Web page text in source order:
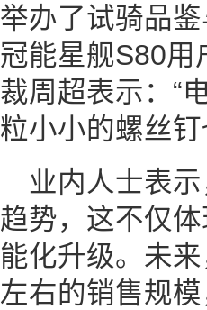
举办了试骑品
冠能星舰S80用
裁周超表示：“
粒小小的螺丝
业内人士表
趋势，这不仅
能化升级。未
左右的销售规